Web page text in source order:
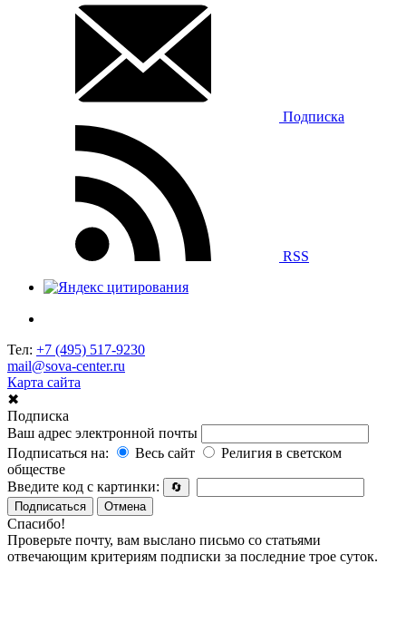
Подписка
RSS
Тел: +7 (495) 517-9230
mail@sova-center.ru
Карта сайта
✖
Подписка
Ваш адрес электронной почты
Подписаться на:
Весь сайт
Религия в светском
обществе
Введите код с картинки:
🔄
Подписаться
Отмена
Спасибо!
Проверьте почту, вам выслано письмо со статьями
отвечающим критериям подписки за последние трое суток.